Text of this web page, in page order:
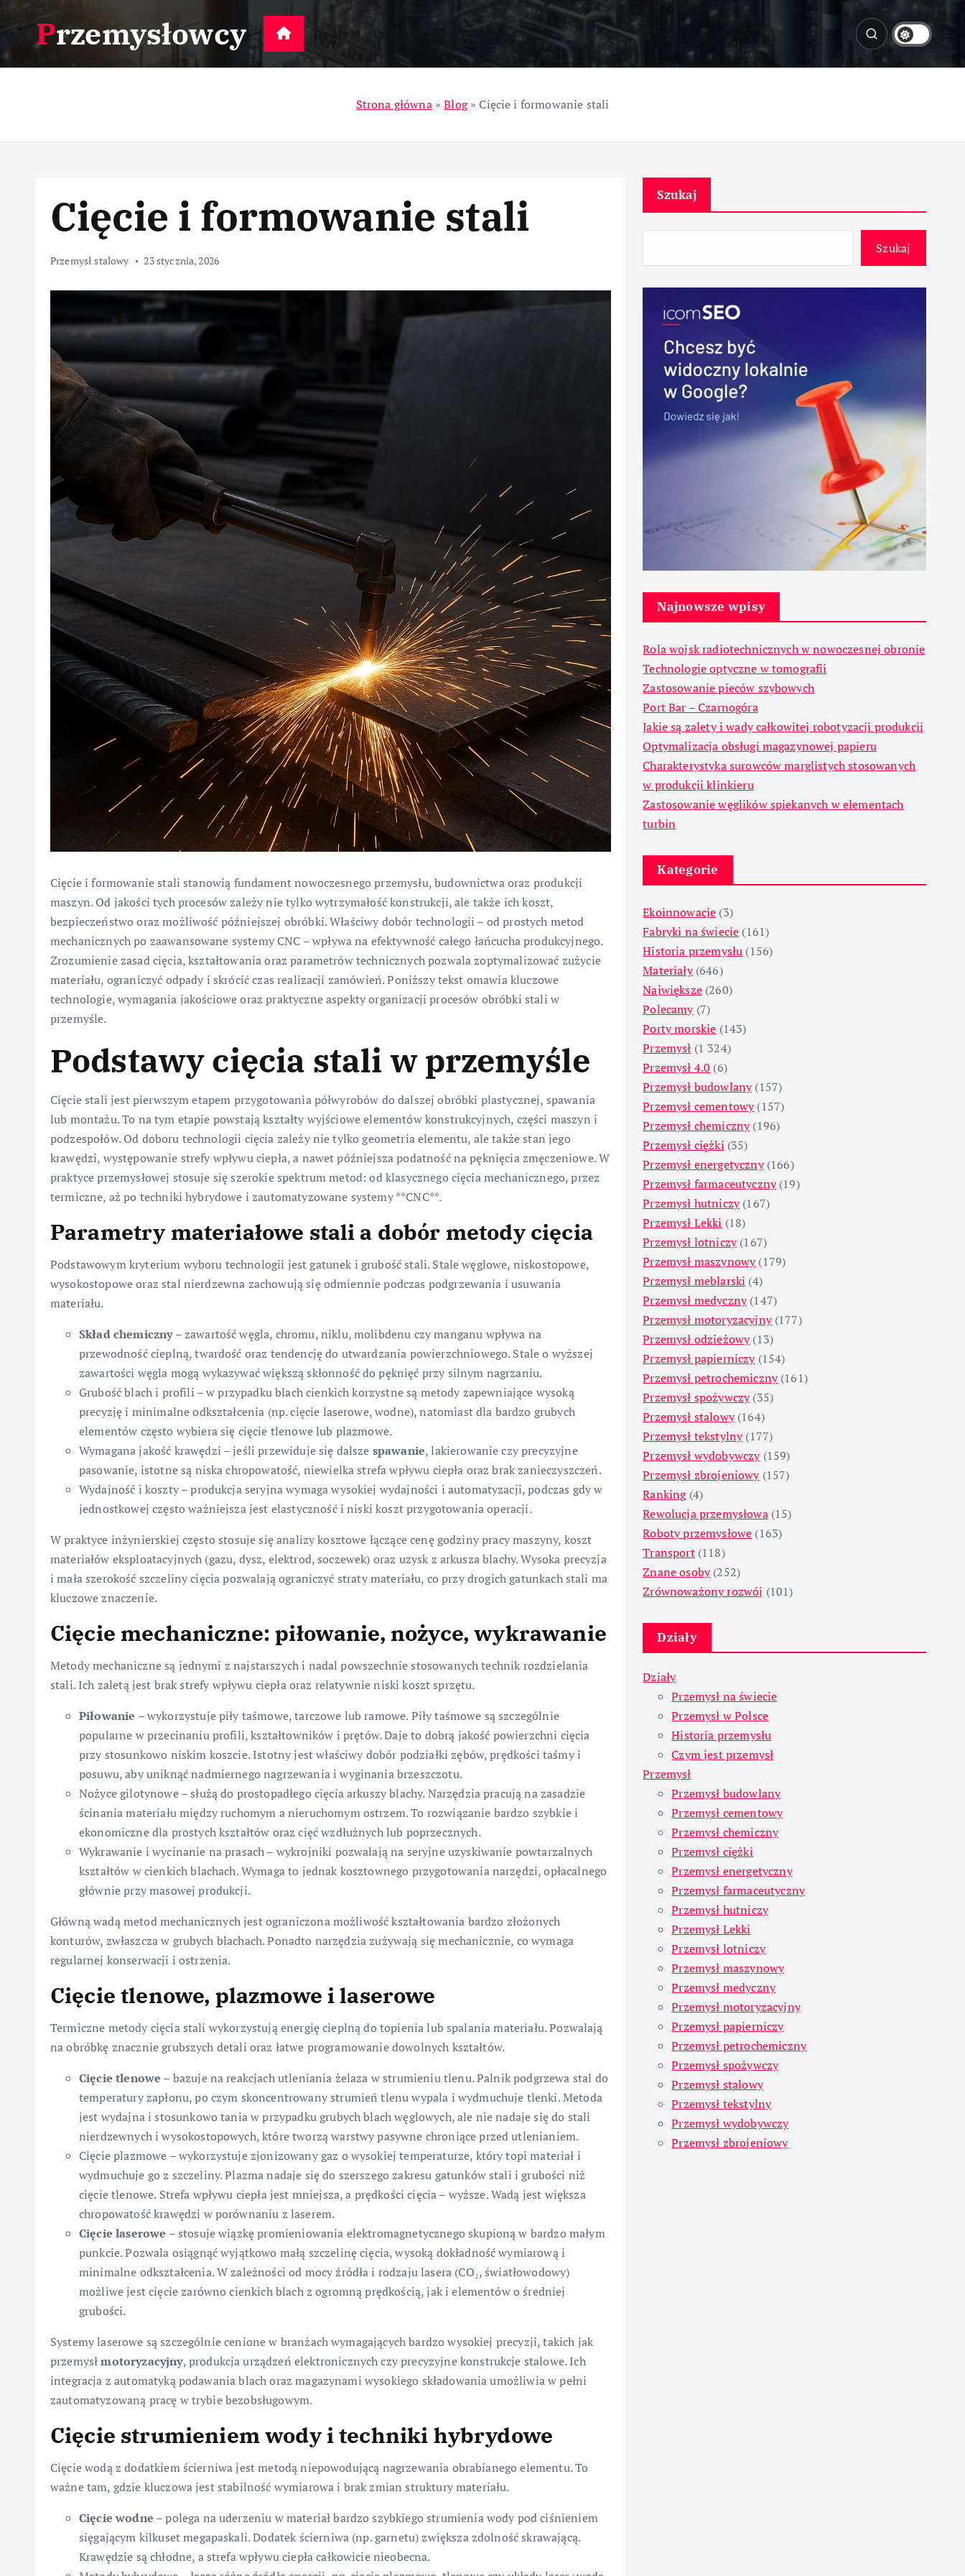
k
p
o
Przemysłowcy Przemysł
Strona główna»Blog» Cięcie i formowanie stali
Cięcie i formowanie stali
Przemysł stalowy 23 stycznia, 2026
Cięcie i formowanie stali stanowią fundament nowoczesnego przemysłu, budownictwa oraz produkcji
maszyn. Od jakości tych procesów zależy nie tylko wytrzymałość konstrukcji, ale także ich koszt,
bezpieczeństwo oraz możliwość późniejszej obróbki. Właściwy dobór technologii – od prostych metod
mechanicznych po zaawansowane systemy CNC – wpływa na efektywność całego łańcucha produkcyjnego.
Zrozumienie zasad cięcia, kształtowania oraz parametrów technicznych pozwala zoptymalizować zużycie
materiału, ograniczyć odpady i skrócić czas realizacji zamówień. Poniższy tekst omawia kluczowe
technologie, wymagania jakościowe oraz praktyczne aspekty organizacji procesów obróbki stali w
przemyśle.
Podstawy cięcia stali w przemyśle
Cięcie stali jest pierwszym etapem przygotowania półwyrobów do dalszej obróbki plastycznej, spawania
lub montażu. To na tym etapie powstają kształty wyjściowe elementów konstrukcyjnych, części maszyn i
podzespołów. Od doboru technologii cięcia zależy nie tylko geometria elementu, ale także stan jego
krawędzi, występowanie strefy wpływu ciepła, a nawet późniejsza podatność na pęknięcia zmęczeniowe. W
praktyce przemysłowej stosuje się szerokie spektrum metod: od klasycznego cięcia mechanicznego, przez
termiczne, aż po techniki hybrydowe i zautomatyzowane systemy **CNC**.
Parametry materiałowe stali a dobór metody cięcia
Podstawowym kryterium wyboru technologii jest gatunek i grubość stali. Stale węglowe, niskostopowe,
wysokostopowe oraz stal nierdzewna zachowują się odmiennie podczas podgrzewania i usuwania
materiału.
Skład chemiczny– zawartość węgla, chromu, niklu, molibdenu czy manganu wpływa na
przewodność cieplną, twardość oraz tendencję do utwardzania powierzchniowego. Stale o wyższej
zawartości węgla mogą wykazywać większą skłonność do pęknięć przy silnym nagrzaniu.
Grubość blach i profili – w przypadku blach cienkich korzystne są metody zapewniające wysoką
precyzję i minimalne odkształcenia (np. cięcie laserowe, wodne), natomiast dla bardzo grubych
elementów często wybiera się cięcie tlenowe lub plazmowe.
Wymagana jakość krawędzi – jeśli przewiduje się dalsze spawanie, lakierowanie czy precyzyjne
pasowanie, istotne są niska chropowatość, niewielka strefa wpływu ciepła oraz brak zanieczyszczeń.
Wydajność i koszty – produkcja seryjna wymaga wysokiej wydajności i automatyzacji, podczas gdy w
jednostkowej często ważniejsza jest elastyczność i niski koszt przygotowania operacji.
W praktyce inżynierskiej często stosuje się analizy kosztowe łączące cenę godziny pracy maszyny, koszt
materiałów eksploatacyjnych (gazu, dysz, elektrod, soczewek) oraz uzysk z arkusza blachy. Wysoka precyzja
i mała szerokość szczeliny cięcia pozwalają ograniczyć straty materiału, co przy drogich gatunkach stali ma
kluczowe znaczenie.
Cięcie mechaniczne: piłowanie, nożyce, wykrawanie
Metody mechaniczne są jednymi z najstarszych i nadal powszechnie stosowanych technik rozdzielania
stali. Ich zaletą jest brak strefy wpływu ciepła oraz relatywnie niski koszt sprzętu.
Piłowanie – wykorzystuje piły taśmowe, tarczowe lub ramowe. Piły taśmowe są szczególnie
popularne w przecinaniu profili, kształtowników i prętów. Daje to dobrą jakość powierzchni cięcia
przy stosunkowo niskim koszcie. Istotny jest właściwy dobór podziałki zębów, prędkości taśmy i
posuwu, aby uniknąć nadmiernego nagrzewania i wyginania brzeszczotu.
Nożyce gilotynowe – służą do prostopadłego cięcia arkuszy blachy. Narzędzia pracują na zasadzie
ścinania materiału między ruchomym a nieruchomym ostrzem. To rozwiązanie bardzo szybkie i
ekonomiczne dla prostych kształtów oraz cięć wzdłużnych lub poprzecznych.
Wykrawanie i wycinanie na prasach – wykrojniki pozwalają na seryjne uzyskiwanie powtarzalnych
kształtów w cienkich blachach. Wymaga to jednak kosztownego przygotowania narzędzi, opłacalnego
głównie przy masowej produkcji.
Główną wadą metod mechanicznych jest ograniczona możliwość kształtowania bardzo złożonych
konturów, zwłaszcza w grubych blachach. Ponadto narzędzia zużywają się mechanicznie, co wymaga
regularnej konserwacji i ostrzenia.
Cięcie tlenowe, plazmowe i laserowe
Termiczne metody cięcia stali wykorzystują energię cieplną do topienia lub spalania materiału. Pozwalają
na obróbkę znacznie grubszych detali oraz łatwe programowanie dowolnych kształtów.
Cięcie tlenowe – bazuje na reakcjach utleniania żelaza w strumieniu tlenu. Palnik podgrzewa stal do
temperatury zapłonu, po czym skoncentrowany strumień tlenu wypala i wydmuchuje tlenki. Metoda
jest wydajna i stosunkowo tania w przypadku grubych blach węglowych, ale nie nadaje się do stali
nierdzewnych i wysokostopowych, które tworzą warstwy pasywne chroniące przed utlenianiem.
Cięcie plazmowe – wykorzystuje zjonizowany gaz o wysokiej temperaturze, który topi materiał i
wydmuchuje go z szczeliny. Plazma nadaje się do szerszego zakresu gatunków stali i grubości niż
cięcie tlenowe. Strefa wpływu ciepła jest mniejsza, a prędkości cięcia – wyższe. Wadą jest większa
chropowatość krawędzi w porównaniu z laserem.
Cięcie laserowe – stosuje wiązkę promieniowania elektromagnetycznego skupioną w bardzo małym
punkcie. Pozwala osiągnąć wyjątkowo małą szczelinę cięcia, wysoką dokładność wymiarową i
minimalne odkształcenia. W zależności od mocy źródła i rodzaju lasera (CO₂, światłowodowy)
możliwe jest cięcie zarówno cienkich blach z ogromną prędkością, jak i elementów o średniej
grubości.
Systemy laserowe są szczególnie cenione w branżach wymagających bardzo wysokiej precyzji, takich jak
przemysłmotoryzacyjny, produkcja urządzeń elektronicznych czy precyzyjne konstrukcje stalowe. Ich
integracja z automatyką podawania blach oraz magazynami wysokiego składowania umożliwia w pełni
zautomatyzowaną pracę w trybie bezobsługowym.
Cięcie strumieniem wody i techniki hybrydowe
Cięcie wodą z dodatkiem ścierniwa jest metodą niepowodującą nagrzewania obrabianego elementu. To
ważne tam, gdzie kluczowa jest stabilność wymiarowa i brak zmian struktury materiału.
Cięcie wodne – polega na uderzeniu w materiał bardzo szybkiego strumienia wody pod ciśnieniem
sięgającym kilkuset megapaskali. Dodatek ścierniwa (np. garnetu) zwiększa zdolność skrawającą.
Krawędzie są chłodne, a strefa wpływu ciepła całkowicie nieobecna.
Szukaj
Szukaj
Najnowsze wpisy
Rola wojsk radiotechnicznych w nowoczesnej obronie
Technologie optyczne w tomografii
Zastosowanie pieców szybowych
Port Bar – Czarnogóra
Jakie są zalety i wady całkowitej robotyzacji produkcji
Optymalizacja obsługi magazynowej papieru
Charakterystyka surowców marglistych stosowanych
w produkcji klinkieru
Zastosowanie węglików spiekanych w elementach
turbin
Kategorie
Ekoinnowacje (3)
Fabryki na świecie (161)
Historia przemysłu (156)
Materiały(646)
Największe(260)
Polecamy(7)
Porty morskie (143)
Przemysł (1 324)
Przemysł 4.0 (6)
Przemysł budowlany(157)
Przemysł cementowy(157)
Przemysł chemiczny(196)
Przemysł ciężki (35)
Przemysł energetyczny(166)
Przemysł farmaceutyczny(19)
Przemysł hutniczy(167)
Przemysł Lekki (18)
Przemysł lotniczy(167)
Przemysł maszynowy(179)
Przemysł meblarski (4)
Przemysł medyczny(147)
Przemysł motoryzacyjny(177)
Przemysł odzieżowy(13)
Przemysł papierniczy(154)
Przemysł petrochemiczny(161)
Przemysł spożywczy(35)
Przemysł stalowy(164)
Przemysł tekstylny(177)
Przemysł wydobywczy(159)
Przemysł zbrojeniowy(157)
Ranking(4)
Rewolucja przemysłowa(15)
Roboty przemysłowe (163)
Transport(118)
Znane osoby(252)
Zrównoważony rozwój (101)
Działy
Działy
Przemysł na świecie
Przemysł w Polsce
Historia przemysłu
Czym jest przemysł
Przemysł
Przemysł budowlany
Przemysł cementowy
Przemysł chemiczny
Przemysł ciężki
Przemysł energetyczny
Przemysł farmaceutyczny
Przemysł hutniczy
Przemysł Lekki
Przemysł lotniczy
Przemysł maszynowy
Przemysł medyczny
Przemysł motoryzacyjny
Przemysł papierniczy
Przemysł petrochemiczny
Przemysł spożywczy
Przemysł stalowy
Przemysł tekstylny
Przemysł wydobywczy
Przemysł zbrojeniowy